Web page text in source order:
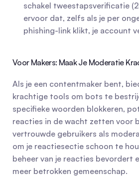
schakel tweestapsverificatie
ervoor dat, zelfs als je per
phishing-link klikt, je account
Voor Makers: Maak Je Moderatie
Als je een contentmaker bent,
krachtige tools om bots te
specifieke woorden blokkeren,
reacties in de wacht zetten voor
vertrouwde gebruikers als
om je reactiesectie schoon te
beheer van je reacties bevordert
meer betrokken gemeenschap.